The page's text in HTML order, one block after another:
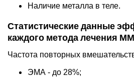
Наличие металла в теле.
Статистические данные
каждого метода лечения
Частота повторных
ЭМА - до 28%;